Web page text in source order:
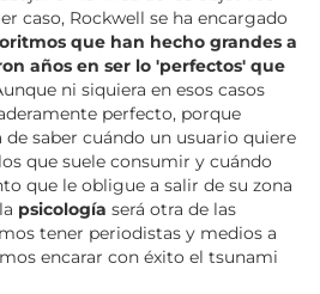
caso, Rockwell se ha encargado
que han hecho grandes a
años en ser lo 'perfectos' que
ni siquiera en esos casos
perfecto, porque
saber cuándo un usuario quiere
que suele consumir y cuándo
que le obligue a salir de su zona
psicología será otra de las
tener periodistas y medios a
encarar con éxito el tsunami